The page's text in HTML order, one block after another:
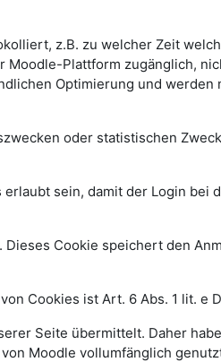
z.B. zu welcher Zeit
Plattform zugänglich,
Optimierung und
oder statistischen
sein, damit der Login
Cookie speichert den
Cookies ist Art. 6 Abs. 1 lit. e
Seite übermittelt. Daher
Moodle vollumfänglich